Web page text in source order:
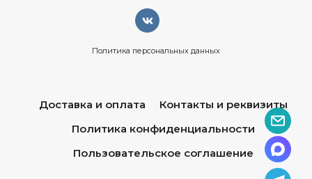
— натуральное
окружающей
веществ;
масломдлясохранения внешнеговида;
универсальностьстиля— лаконичныйдизайн
прованса
Политика персональных данных
Доставка и оплата
Контакты и реквизиты
Политика конфиденциальности
Пользовательское соглашение